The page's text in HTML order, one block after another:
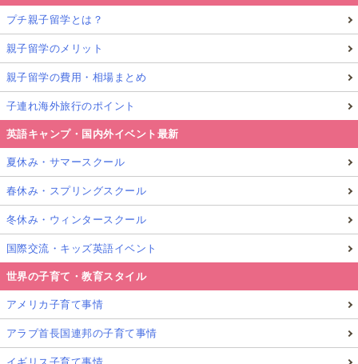
プチ親子留学とは？
親子留学のメリット
親子留学の費用・相場まとめ
子連れ海外旅行のポイント
英語キャンプ・国内外イベント最新
夏休み・サマースクール
春休み・スプリングスクール
冬休み・ウィンタースクール
国際交流・キッズ英語イベント
世界の子育て・教育スタイル
アメリカ子育て事情
アラブ首長国連邦の子育て事情